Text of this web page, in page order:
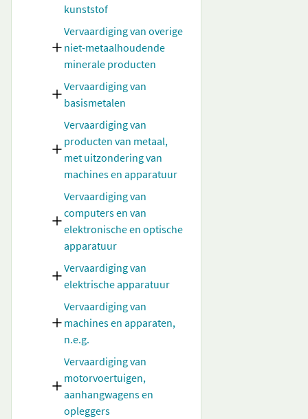
kunststof
Vervaardiging van overige
niet-metaalhoudende
minerale producten
Vervaardiging van
basismetalen
Vervaardiging van
producten van metaal,
met uitzondering van
machines en apparatuur
Vervaardiging van
computers en van
elektronische en optische
apparatuur
Vervaardiging van
elektrische apparatuur
Vervaardiging van
machines en apparaten,
n.e.g.
Vervaardiging van
motorvoertuigen,
aanhangwagens en
opleggers